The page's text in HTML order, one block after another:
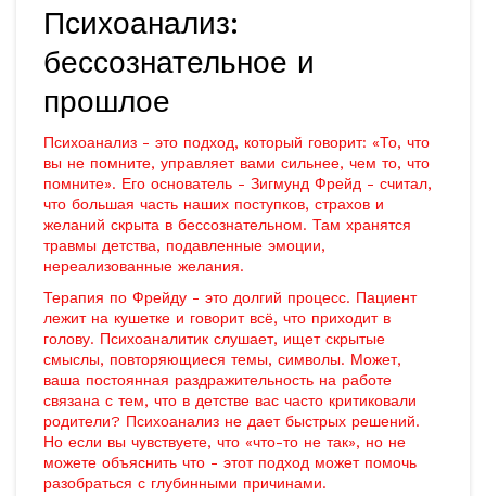
Психоанализ:
бессознательное и
прошлое
Психоанализ - это подход, который говорит: «То, что
вы не помните, управляет вами сильнее, чем то, что
помните». Его основатель - Зигмунд Фрейд - считал,
что большая часть наших поступков, страхов и
желаний скрыта в бессознательном. Там хранятся
травмы детства, подавленные эмоции,
нереализованные желания.
Терапия по Фрейду - это долгий процесс. Пациент
лежит на кушетке и говорит всё, что приходит в
голову. Психоаналитик слушает, ищет скрытые
смыслы, повторяющиеся темы, символы. Может,
ваша постоянная раздражительность на работе
связана с тем, что в детстве вас часто критиковали
родители? Психоанализ не дает быстрых решений.
Но если вы чувствуете, что «что-то не так», но не
можете объяснить что - этот подход может помочь
разобраться с глубинными причинами.